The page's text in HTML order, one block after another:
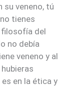
su veneno, tú
tienes
del
no debía
veneno y al
en la ética y